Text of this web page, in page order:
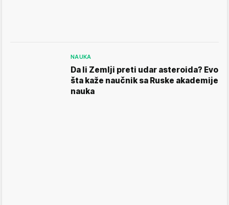
NAUKA
Da li Zemlji preti udar asteroida? Evo
šta kaže naučnik sa Ruske akademije
nauka